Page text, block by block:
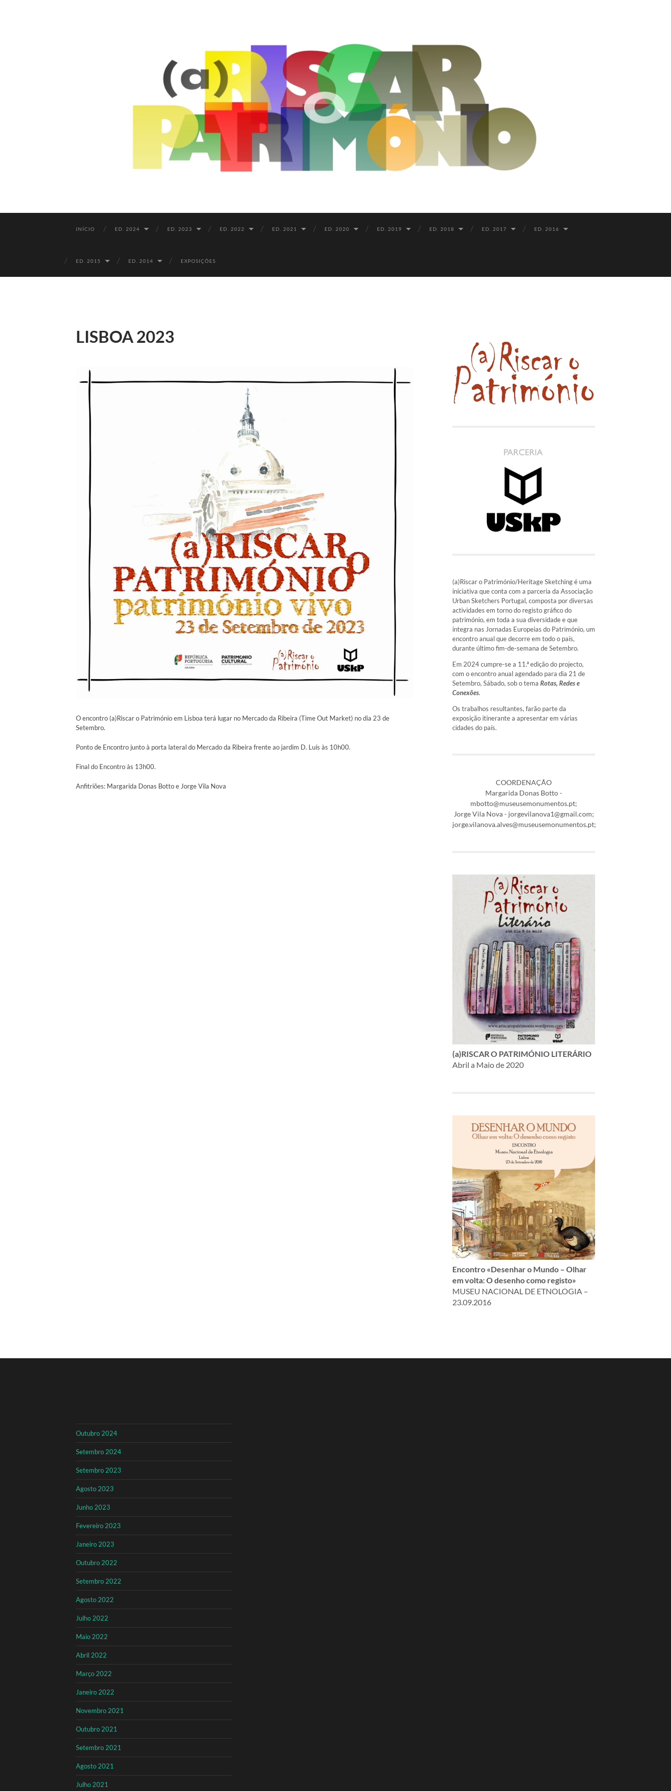
INÍCIO ED. 2024 ED. 2023 ED. 2022 ED. 2021 ED. 2020 ED. 2019 ED. 2018 ED. 2017 ED. 2016
ED. 2015 ED. 2014 EXPOSIÇÕES
LISBOA 2023
O encontro (a)Riscar o Património em Lisboa terá lugar no Mercado da Ribeira (Time Out Market) no dia 23 de
Setembro.
Ponto de Encontro junto à porta lateral do Mercado da Ribeira frente ao jardim D. Luís às 10h00.
Final do Encontro às 13h00.
Anfitriões: Margarida Donas Botto e Jorge Vila Nova
(a)Riscar o Património/Heritage Sketching é uma
iniciativa que conta com a parceria da Associação
Urban Sketchers Portugal, composta por diversas
actividades em torno do registo gráfico do
património, em toda a sua diversidade e que
integra nas Jornadas Europeias do Património, um
encontro anual que decorre em todo o país,
durante último fim-de-semana de Setembro.
Em 2024 cumpre-se a 11.ª edição do projecto,
com o encontro anual agendado para dia 21 de
Setembro, Sábado, sob o tema Rotas, Redes e
Conexões.
Os trabalhos resultantes, farão parte da
exposição itinerante a apresentar em várias
cidades do país.
COORDENAÇÃO
Margarida Donas Botto -
mbotto@museusemonumentos.pt;
Jorge Vila Nova - jorgevilanova1@gmail.com;
jorge.vilanova.alves@museusemonumentos.pt;
(a)RISCAR O PATRIMÓNIO LITERÁRIO
Abril a Maio de 2020
Encontro «Desenhar o Mundo – Olhar
em volta: O desenho como registo»
MUSEU NACIONAL DE ETNOLOGIA –
23.09.2016
Outubro 2024
Setembro 2024
Setembro 2023
Agosto 2023
Junho 2023
Fevereiro 2023
Janeiro 2023
Outubro 2022
Setembro 2022
Agosto 2022
Julho 2022
Maio 2022
Abril 2022
Março 2022
Janeiro 2022
Novembro 2021
Outubro 2021
Setembro 2021
Agosto 2021
Julho 2021